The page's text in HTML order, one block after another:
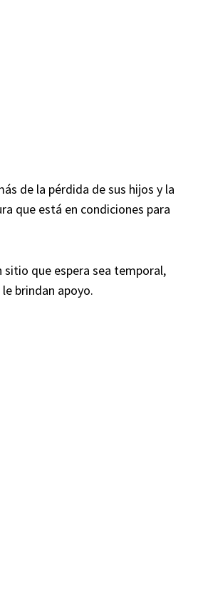
de la pérdida de sus hijos y la
que está en condiciones para
que espera sea temporal,
brindan apoyo.